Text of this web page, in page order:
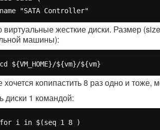
жесткие диски. Размер
машины):
хочется копипастить 8 раз одно и
диски 1 командой:
i in $(seq 1 8 )